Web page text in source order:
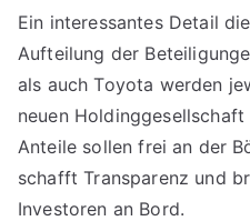
Ein interessantes Detail
Aufteilung der
als auch Toyota werden
neuen
Anteile sollen frei an der
schafft Transparenz und
Investoren an Bord.